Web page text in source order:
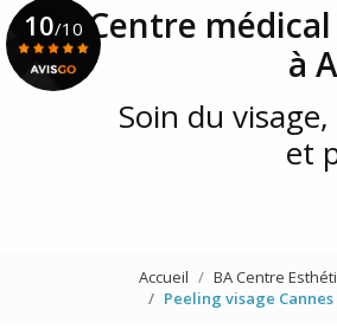
Centre
à
Soin du
et
10/10
Accueil
BA Centre
Peeling visage